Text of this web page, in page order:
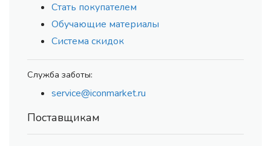
Стать покупателем
Обучающие материалы
Система скидок
Служба заботы:
service@iconmarket.ru
Поставщикам